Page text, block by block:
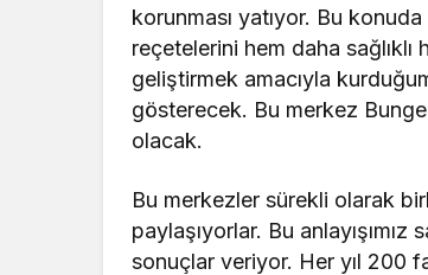
korunması yatıyor. Bu
reçetelerini hem daha
geliştirmek amacıyla
gösterecek. Bu merkez
olacak.
Bu merkezler sürekli olarak
paylaşıyorlar. Bu
sonuçlar veriyor. Her yıl 200